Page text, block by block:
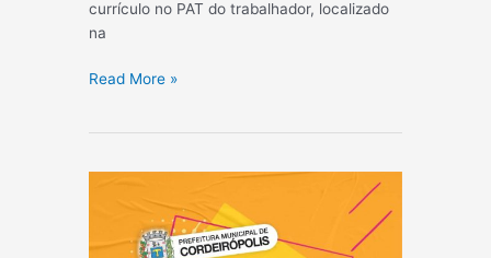
currículo no PAT do trabalhador, localizado
na
AQUI
Read More »